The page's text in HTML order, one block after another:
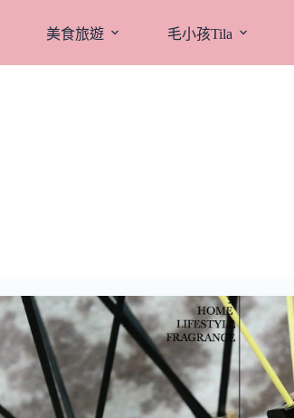
美食旅遊 毛小孩Tila